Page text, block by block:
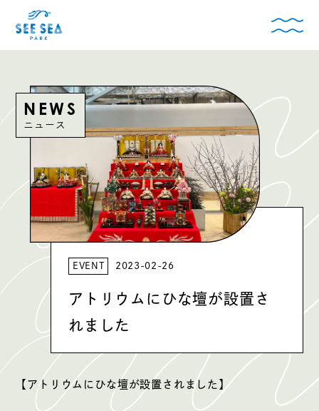
NEWS
ニュース
EVENT 2023-02-26
アトリウムにひな壇が設置さ
れました
【アトリウムにひな壇が設置されました】